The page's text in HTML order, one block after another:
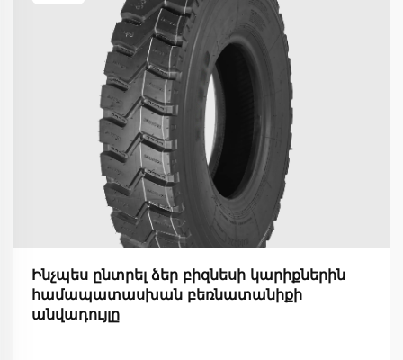
Ինչպես ընտրել ձեր բիզնեսի կարիքներին
համապատասխան բեռնատանիքի
անվադույլը